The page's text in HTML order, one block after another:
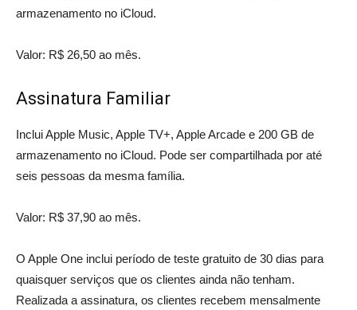
armazenamento no iCloud.
Valor: R$ 26,50 ao mês.
Assinatura Familiar
Inclui Apple Music, Apple TV+, Apple Arcade e 200 GB de
armazenamento no iCloud. Pode ser compartilhada por até
seis pessoas da mesma família.
Valor: R$ 37,90 ao mês.
O Apple One inclui período de teste gratuito de 30 dias para
quaisquer serviços que os clientes ainda não tenham.
Realizada a assinatura, os clientes recebem mensalmente